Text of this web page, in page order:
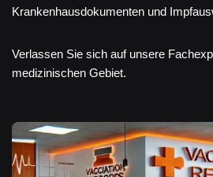
Krankenhausdokumenten und
Verlassen Sie sich auf unsere
medizinischen Gebiet.